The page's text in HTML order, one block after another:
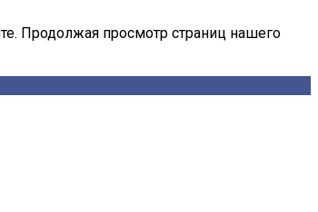
Продолжая просмотр страниц нашего